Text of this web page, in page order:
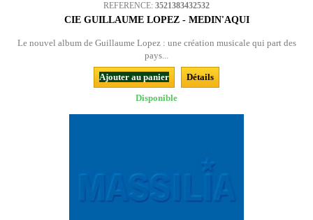
REFERENCE: 3521383432532
CIE GUILLAUME LOPEZ - MEDIN'AQUI
Le nouvel album de Guillaume Lopez : une création musicale qui part des
pays...
Ajouter au panier
Détails
Disponible